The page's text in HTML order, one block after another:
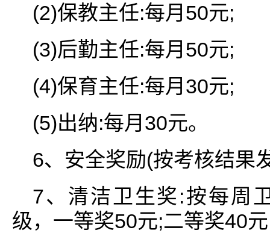
(2)保教主任:每月50元;
(3)后勤主任:每月50元;
(4)保育主任:每月30元;
(5)出纳:每月30元。
6、安全奖励(按考核结果
7、清洁卫生奖:按每周
级，一等奖50元;二等奖40